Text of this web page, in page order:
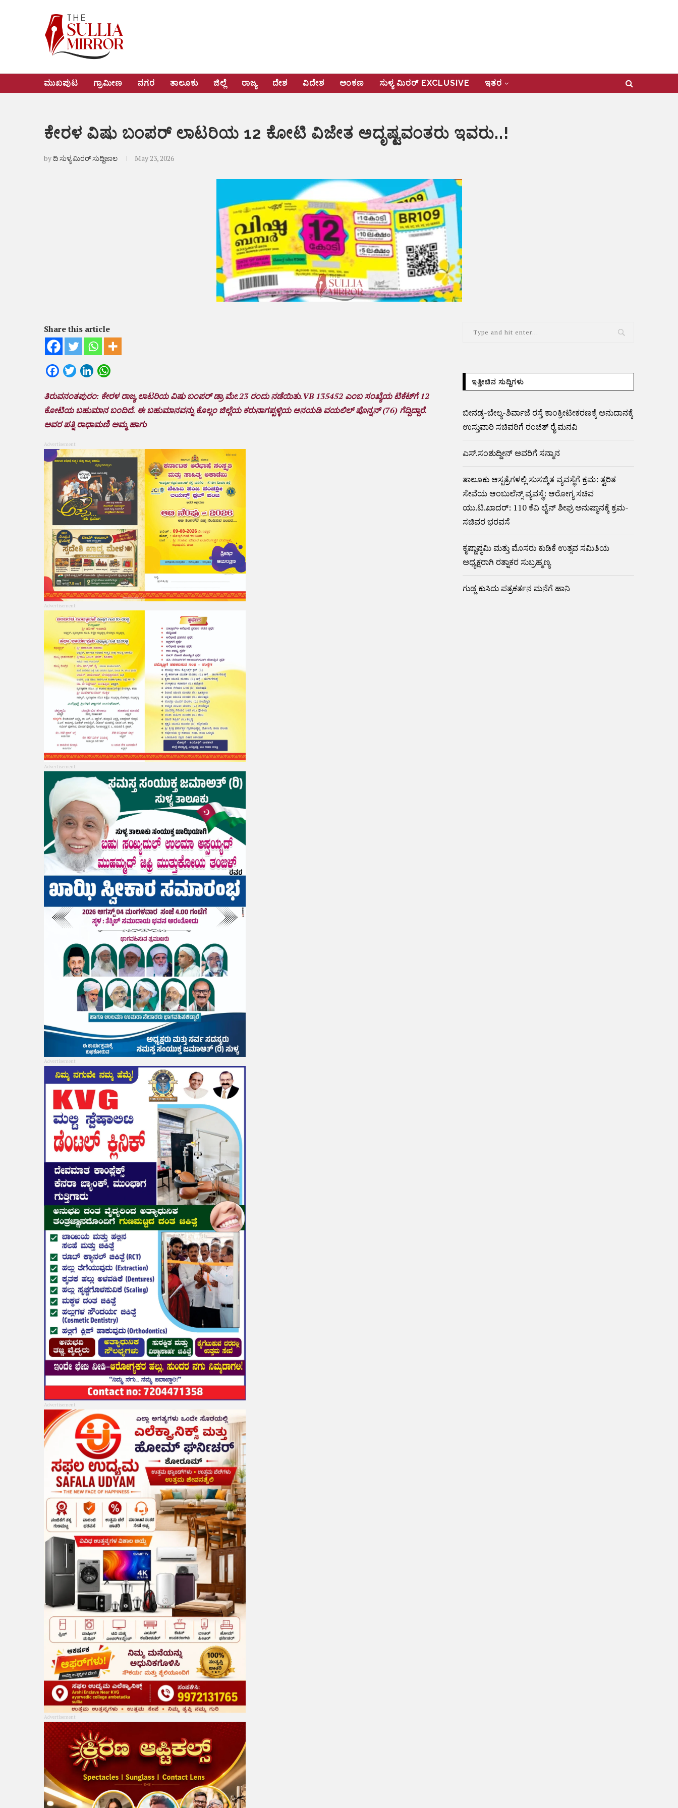
ಮುಖಪುಟ ಗ್ರಾಮೀಣ ನಗರ ತಾಲೂಕು ಜಿಲ್ಲೆ ರಾಜ್ಯ ದೇಶ ವಿದೇಶ ಅಂಕಣ ಸುಳ್ಯ ಮಿರರ್‌ EXCLUSIVE ಇತರ
ಕೇರಳ ವಿಷು ಬಂಪರ್ ಲಾಟರಿಯ 12 ಕೋಟಿ ವಿಜೇತ ಅದೃಷ್ಟವಂತರು ಇವರು..!
byದಿ ಸುಳ್ಯ ಮಿರರ್ ಸುದ್ದಿಜಾಲ May 23, 2026
Share this article
FacebookTwitterLinkedIn
ತಿರುವನಂತಪುರಂ: ಕೇರಳ ರಾಜ್ಯ ಲಾಟರಿಯ ವಿಷು ಬಂಪರ್ ಡ್ರಾ ಮೇ.23 ರಂದು ನಡೆಯಿತು.VB 135452 ಎಂಬ ಸಂಖ್ಯೆಯ ಟಿಕೆಟ್‌ಗೆ 12
ಕೋಟಿಯ ಬಹುಮಾನ ಬಂದಿದೆ. ಈ ಬಹುಮಾನವನ್ನು ಕೊಲ್ಲಂ ಜಿಲ್ಲೆಯ ಕರುನಾಗಪ್ಪಳ್ಳಿಯ ಆನಯಡಿ ವಯಲಿಲ್ ಪೊನ್ನನ್ (76) ಗೆದ್ದಿದ್ದಾರೆ.
ಅವರ ಪತ್ನಿ ರಾಧಾಮಣಿ ಅಮ್ಮ ಹಾಗು
Advertisement
Advertisement
Advertisement
Advertisement
Advertisement
Advertisement
ಇತ್ತೀಚಿನ ಸುದ್ದಿಗಳು
ಬೀನಡ್ಕ-ಬೇಲ್ಯ-ಶಿರ್ವಾಜೆ ರಸ್ತೆ ಕಾಂಕ್ರೀಟೀಕರಣಕ್ಕೆ ಅನುದಾನಕ್ಕೆ
ಉಸ್ತುವಾರಿ ಸಚಿವರಿಗೆ ರಂಜಿತ್ ರೈ ಮನವಿ
ಎಸ್.ಸಂಶುದ್ದೀನ್ ಅವರಿಗೆ ಸನ್ಮಾನ
ತಾಲೂಕು ಆಸ್ಪತ್ರೆಗಳಲ್ಲಿ ಸುಸಜ್ಕಿತ ವ್ಯವಸ್ಥೆಗೆ ಕ್ರಮ: ತ್ವರಿತ
ಸೇವೆಯ ಆಂಬುಲೆನ್ಸ್ ವ್ಯವಸ್ಥೆ: ಆರೋಗ್ಯ ಸಚಿವ
ಯು.ಟಿ.ಖಾದರ್: 110 ಕೆವಿ ಲೈನ್ ಶೀಘ್ರ ಅನುಷ್ಠಾನಕ್ಕೆ ಕ್ರಮ-
ಸಚಿವರ ಭರವಸೆ
ಕೃಷ್ಣಾಷ್ಠಮಿ ಮತ್ತು ಮೊಸರು ಕುಡಿಕೆ ಉತ್ಸವ ಸಮಿತಿಯ
ಅಧ್ಯಕ್ಷರಾಗಿ ರತ್ನಾಕರ ಸುಬ್ರಹ್ಮಣ್ಯ
ಗುಡ್ಡ ಕುಸಿದು ಪತ್ರಕರ್ತನ ಮನೆಗೆ ಹಾನಿ